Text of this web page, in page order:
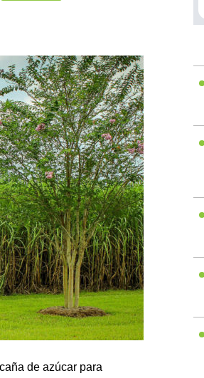
de azúcar para